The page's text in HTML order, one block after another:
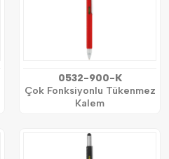
0532-900-K
Çok Fonksiyonlu Tükenmez
Kalem